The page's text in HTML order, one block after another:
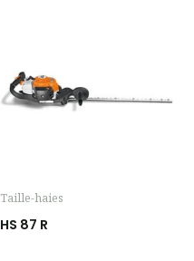
Taille-haies
HS 87 R